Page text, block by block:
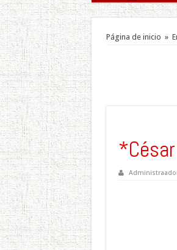
Página de inicio »